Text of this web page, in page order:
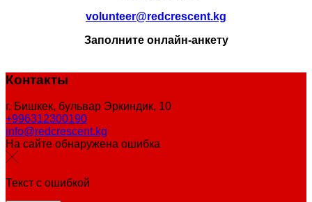
volunteer@redcrescent.kg
Заполните онлайн-анкету
Контакты
г. Бишкек, бульвар Эркиндик, 10
+996312300190
info@redcrescent.kg
На сайте обнаружена ошибка
Текст с ошибкой